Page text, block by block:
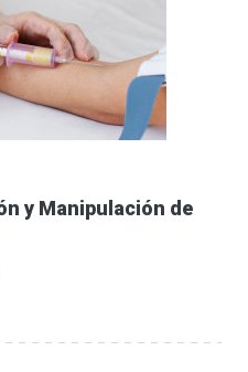
y Manipulación de